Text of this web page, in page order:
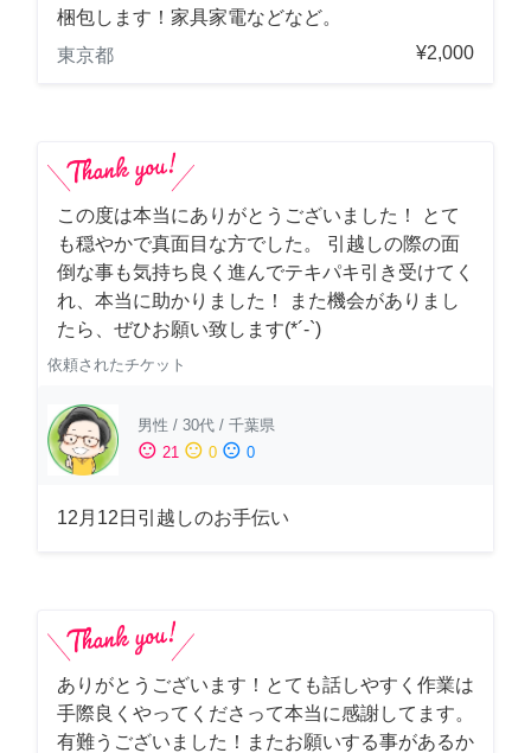
梱包します！家具家電などなど。
東京都
¥2,000
この度は本当にありがとうございました！ とて
も穏やかで真面目な方でした。 引越しの際の面
倒な事も気持ち良く進んでテキパキ引き受けてく
れ、本当に助かりました！ また機会がありまし
たら、ぜひお願い致します(*´-`)
依頼されたチケット
男性 / 30代 / 千葉県
sentiment_satisfied 21 sentiment_neutral 0 sentiment_dissatisfied 0
12月12日引越しのお手伝い
ありがとうございます！とても話しやすく作業は
手際良くやってくださって本当に感謝してます。
有難うございました！またお願いする事があるか